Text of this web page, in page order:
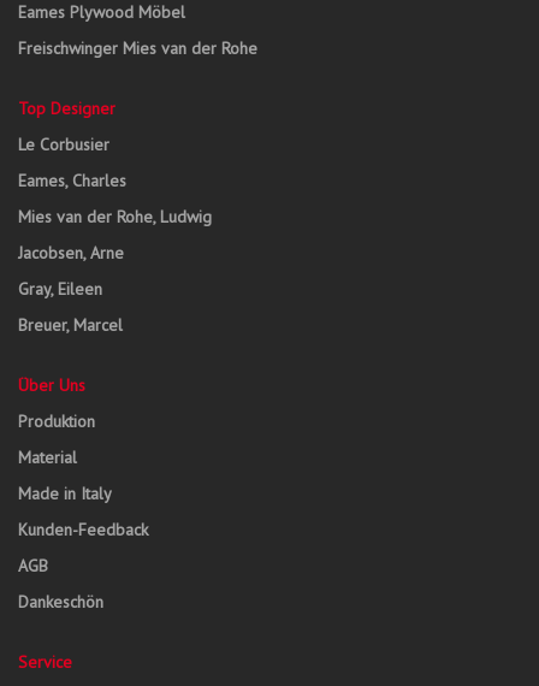
Eames Plywood Möbel
Freischwinger Mies van der Rohe
Top Designer
Le Corbusier
Eames, Charles
Mies van der Rohe, Ludwig
Jacobsen, Arne
Gray, Eileen
Breuer, Marcel
Über Uns
Produktion
Material
Made in Italy
Kunden-Feedback
AGB
Dankeschön
Service